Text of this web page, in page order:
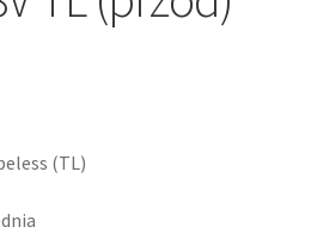
(TL)